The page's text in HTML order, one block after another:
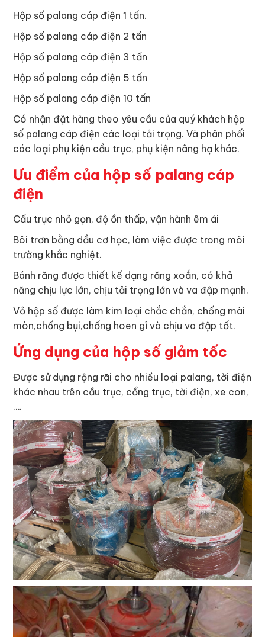
Hộp số palang cáp điện 1 tấn.
Hộp số palang cáp điện 2 tấn
Hộp số palang cáp điện 3 tấn
Hộp số palang cáp điện 5 tấn
Hộp số palang cáp điện 10 tấn
Có nhận đặt hàng theo yêu cầu của quý khách hộp
số palang cáp điện các loại tải trọng. Và phân phối
các loại phụ kiện cầu trục, phụ kiện nâng hạ khác.
Ưu điểm của hộp số palang cáp
điện
Cấu trục nhỏ gọn, độ ồn thấp, vận hành êm ái
Bôi trơn bằng dầu cơ học, làm việc được trong môi
trường khắc nghiệt.
Bánh răng được thiết kế dạng răng xoắn, có khả
năng chịu lực lớn, chịu tải trọng lớn và va đập mạnh.
Vỏ hộp số được làm kim loại chắc chắn, chống mài
mòn,chống bụi,chống hoen gỉ và chịu va đập tốt.
Ứng dụng của hộp số giảm tốc
Được sử dụng rộng rãi cho nhiều loại palang, tời điện
khác nhau trên cầu trục, cổng trục, tời điện, xe con,
….